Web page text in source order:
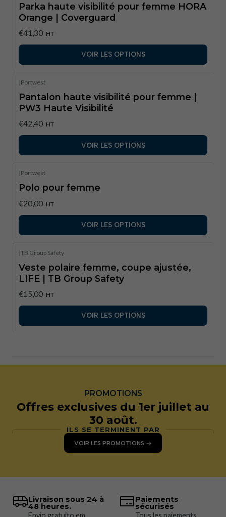
Parka haute visibilité pour femme HORA
Orange | Coverguard
€41,30 HT
VOIR LES OPTIONS
|Portwest
Pantalon haute visibilité pour femme |
PW3 Haute Visibilité
€42,40 HT
VOIR LES OPTIONS
|Portwest
Polo pour femme
€20,00 HT
VOIR LES OPTIONS
|TB Group Safety
Veste polaire femme, coupe ajustée,
LIFE | TB Group Safety
€15,00 HT
VOIR LES OPTIONS
PROMOTIONS
Offres exclusives du 1er juillet au
30 août.
ILS SE TERMINENT PAR
VOIR LES PROMOTIONS
Livraison sous 24 à
48 heures.
Paiements
sécurisés